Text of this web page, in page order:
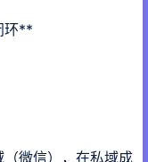
环**
微信），在私域成